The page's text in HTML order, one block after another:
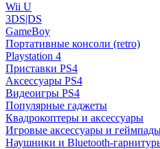
Wii U
3DS|DS
GameBoy
Портативные консоли (retro)
Playstation 4
Приставки PS4
Аксессуары PS4
Видеоигры PS4
Популярные гаджеты
Квадрокоптеры и аксессуары
Игровые аксессуары и
Наушники и Bluetooth-